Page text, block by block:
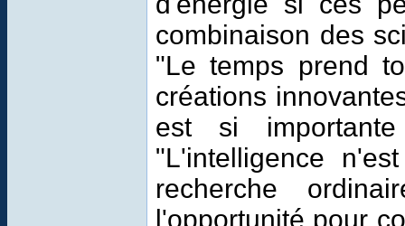
combinaison des
"Le temps prend
créations
est si
"L'intelligence
recherche
l'opportunité pour